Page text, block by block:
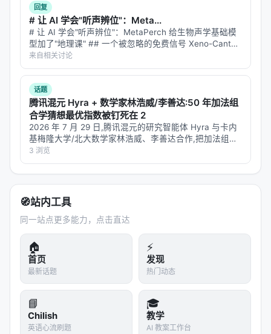
贴近业务 | 标注稀缺 | | 评测 | Offline / Online /
Human | nDCG、MRR、LLM-as-judge、A/B | 可对
比 | 与真实满意度偏差 | 综述通常将dense
retrieval、late interaction
agentic search四条主线并列：
Dense：高召回、低延迟，适合第一阶段检索；
Late interaction（如 ColBERT）：精度更高但索
引更大；
Generative IR：以生成 token 或 docid 直接“生
成”文档，简化级联；
反思。
时间线上，2019–2021 年 BERT 重排与 DPR 奠定神
经检索基础；2022–2023 年 RAG 与 FreshLLM 推动
检索-生成融合；2024 年起 conversational /
agentic search 与 Gen-RecSys 爆发；2025–2026
年强化学习训练搜索代理、深度研究（Deep
Research）与 GraphRAG 成为新的增长极。 论文进
一步按摘要线索展开子主题讨论，强调各路线在
数据、推理预算 上的差异。
回复
# 让 AI 学会"听声辨位"：Meta...
# 让 AI 学会"听声辨位"：MetaPerch 给生物声学基础模
型加了"地理课" ## 一个被忽略的免费信号 Xeno-Canto
是全球最大的公民科学鸟类录音平台，上面躺着几十万条
鸟叫声。每条录音都附带一份"出生证明"——录于何时、
…
来自相关讨论
话题
腾讯混元 Hyra + 数学家林浩威/李善达:50 年加法组
合学猜想最优指数被钉死在 2
2026 年 7 月 29 日,腾讯混元的研究智能体 Hyra 与卡内
基梅隆大学/北大数学家林浩威、李善达合作,把加法组合
学里悬了 57 年的一个问题彻底关上:有限整数集 A 的和
集 $|A+A|$ 与差集 $|A-A|$ 之间的最优指数…
3 浏览
🧭站内工具
同一站点更多能力，点击直达
🏠
首页
最新话题
⚡
发现
热门动态
📘
Chilish
英语心流刷题
🎓
教学
AI 教案工作台